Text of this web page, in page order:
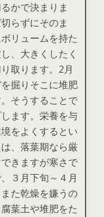
かで決まりま
らずにそのま
リュームを持た
、大きくしたく
取ります。2月
掘りそこに堆肥
そうすることで
ます。栄養を与
をよくするとい
、落葉期なら厳
きますが寒さで
３月下旬～４月
た乾燥を嫌うの
葉土や堆肥をた